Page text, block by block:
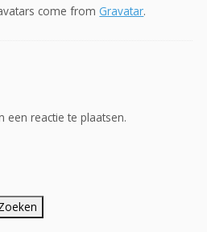
come from Gravatar.
een reactie te plaatsen.